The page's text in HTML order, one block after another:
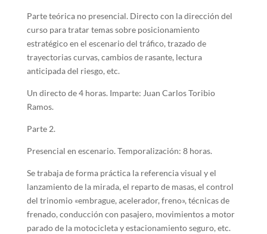
Parte teórica no presencial. Directo con la dirección del
curso para tratar temas sobre posicionamiento
estratégico en el escenario del tráfico, trazado de
trayectorias curvas, cambios de rasante, lectura
anticipada del riesgo, etc.
Un directo de 4 horas. Imparte: Juan Carlos Toribio
Ramos.
Parte 2.
Presencial en escenario. Temporalización: 8 horas.
Se trabaja de forma práctica la referencia visual y el
lanzamiento de la mirada, el reparto de masas, el control
del trinomio «embrague, acelerador, freno», técnicas de
frenado, conducción con pasajero, movimientos a motor
parado de la motocicleta y estacionamiento seguro, etc.